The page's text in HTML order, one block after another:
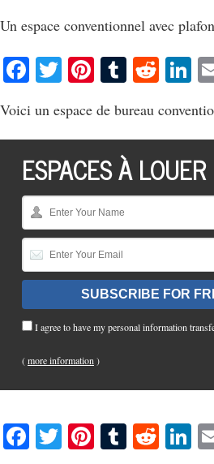
Un espace conventionnel avec
Facebook
TwitterPinterest
Tumblr
Voici un espace de bureau
ESPACES À LOUER
I agree to have my personal information
(more information )
Facebook
TwitterPinterest
Tumblr